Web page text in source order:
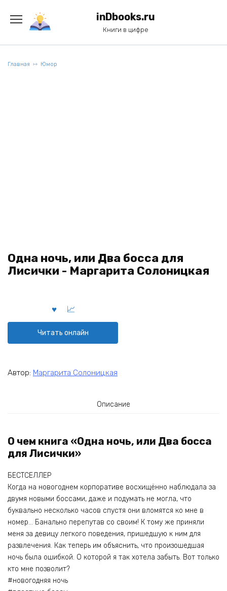
содержанию
inDbooks.ru
Книги в цифре
Главная Юмор
Одна ночь, или Два босса для
Лисички - Маргарита Солоницкая
Читать онлайн
Автор: Маргарита Солоницкая
Описание
О чем книга «Одна ночь, или Два босса
для Лисички»
БЕСТСЕЛЛЕР
Когда на новогоднем корпоративе восхищённо наблюдала за
двумя новыми боссами, даже и подумать не могла, что
буквально несколько часов спустя они вломятся ко мне в
номер… Банально перепутав со своим! К тому же приняли
меня за девицу легкого поведения, пришедшую к ним для
развлечения. Как теперь им объяснить, что произошедшая
ночь была ошибкой. О которой я так хотела забыть. Вот только
кто мне позволит?
#новогодняя ночь